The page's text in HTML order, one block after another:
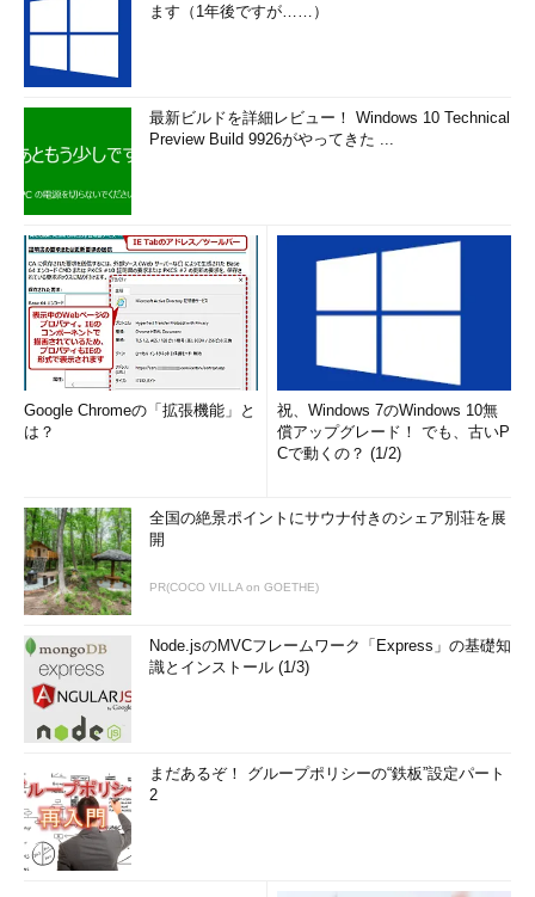
ます（1年後ですが……）
最新ビルドを詳細レビュー！ Windows 10 Technical
Preview Build 9926がやってきた ...
Google Chromeの「拡張機能」と
は？
祝、Windows 7のWindows 10無
償アップグレード！ でも、古いP
Cで動くの？ (1/2)
全国の絶景ポイントにサウナ付きのシェア別荘を展
開
PR(COCO VILLA on GOETHE)
Node.jsのMVCフレームワーク「Express」の基礎知
識とインストール (1/3)
まだあるぞ！ グループポリシーの“鉄板”設定パート
2